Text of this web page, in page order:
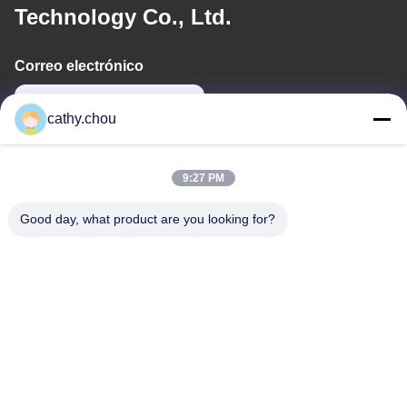
Technology Co., Ltd.
Correo electrónico
cathy.chou
9:27 PM
Good day, what product are you looking for?